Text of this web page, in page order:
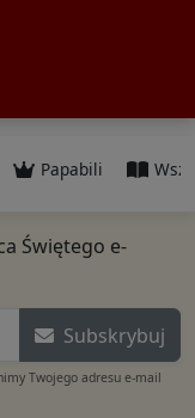
Papabili
Świętego e-
Subskrybuj
Twojego adresu e-mail